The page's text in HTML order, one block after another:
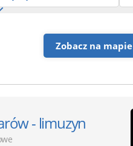
Zobacz na mapie
- limuzyn